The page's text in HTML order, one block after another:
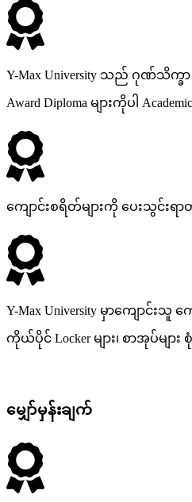
Y-Max University သည် ဂုဏ်သိက္ခာ
Award Diploma များကိုပါ
ကျောင်းစရိတ်များကို ပေးသွင်းရ
Y-Max University မှာကျောင်းသူ
ကိုယ်ပိုင် Locker များ၊ စာအုပ်မ
မျှော်မှန်းချက်